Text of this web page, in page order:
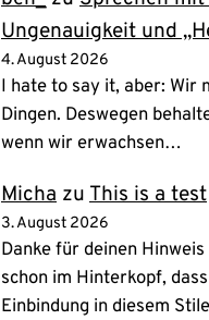
Ungenauigkeit und
4. August 2026
I hate to say it, aber: Wir
Dingen. Deswegen
wenn wir erwachsen…
Micha zu This is a test
3. August 2026
Danke für deinen
schon im Hinterkopf,
Einbindung in diesem